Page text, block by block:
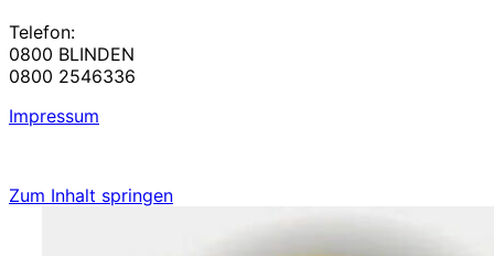
Telefon:
0800 BLINDEN
0800 2546336
Impressum
Zum Inhalt springen